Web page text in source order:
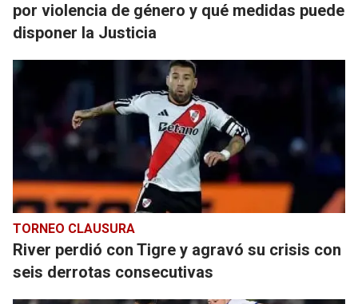
por violencia de género y qué medidas puede
disponer la Justicia
TORNEO CLAUSURA
River perdió con Tigre y agravó su crisis con
seis derrotas consecutivas